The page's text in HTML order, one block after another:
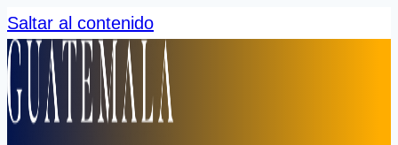
Saltar al contenido